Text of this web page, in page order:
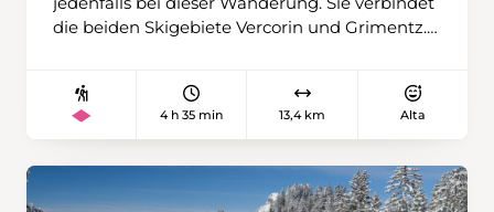
die beiden Skigebiete Vercorin und Grimentz.
als der Sonnenhang von St-Luc und Chandolin.
Damit führt die Tour durch eine Gegend, die
besonnt ist. Am Ziel der Wanderung in
Grimentz verschwindet die Sonne an den
4 h 35 min 13,4 km Alta